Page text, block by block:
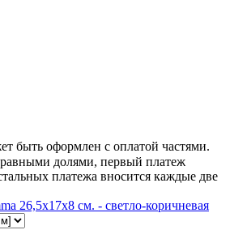
быть оформлен с оплатой частями.
долями, первый платеж
платежа вносится каждые две
26,5x17x8 см. - светло-коричневая